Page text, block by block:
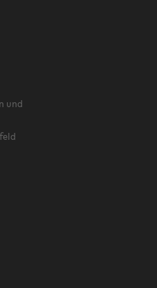
und